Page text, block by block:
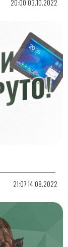
21:07 14.08.2022